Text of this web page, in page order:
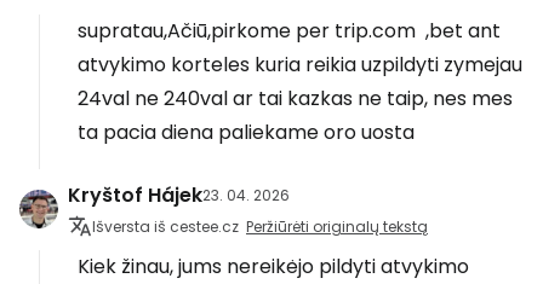
supratau,Ačiū,pirkome per trip.com ,bet ant
atvykimo korteles kuria reikia uzpildyti zymejau
24val ne 240val ar tai kazkas ne taip, nes mes
ta pacia diena paliekame oro uosta
Kryštof Hájek23. 04. 2026
Išversta iš cestee.cz Peržiūrėti originalų tekstą
Kiek žinau, jums nereikėjo pildyti atvykimo